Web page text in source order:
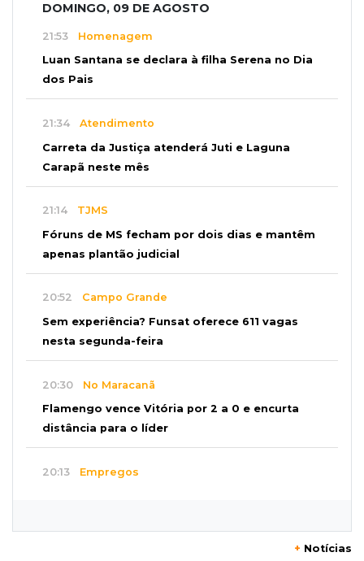
DOMINGO, 09 DE AGOSTO
21:53 Homenagem
Luan Santana se declara à filha Serena no Dia
dos Pais
21:34 Atendimento
Carreta da Justiça atenderá Juti e Laguna
Carapã neste mês
21:14 TJMS
Fóruns de MS fecham por dois dias e mantêm
apenas plantão judicial
20:52 Campo Grande
Sem experiência? Funsat oferece 611 vagas
nesta segunda-feira
20:30 No Maracanã
Flamengo vence Vitória por 2 a 0 e encurta
distância para o líder
20:13 Empregos
+ Notícias